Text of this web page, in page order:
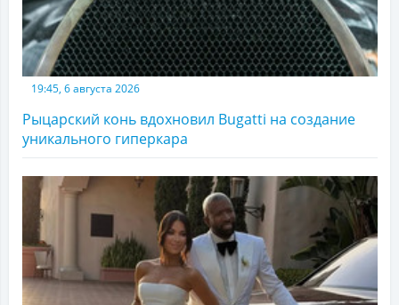
19:45, 6 августа 2026
Рыцарский конь вдохновил Bugatti на создание
уникального гиперкара